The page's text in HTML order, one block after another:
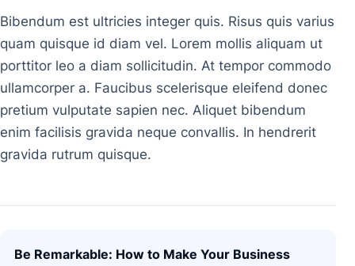
Bibendum est ultricies integer quis. Risus quis varius
quam quisque id diam vel. Lorem mollis aliquam ut
porttitor leo a diam sollicitudin. At tempor commodo
ullamcorper a. Faucibus scelerisque eleifend donec
pretium vulputate sapien nec. Aliquet bibendum
enim facilisis gravida neque convallis. In hendrerit
gravida rutrum quisque.
Post navigation
Be Remarkable: How to Make Your Business